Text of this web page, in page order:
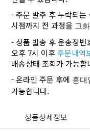
- 주문 발주 후 누락되는
시점까지 전 과정을 고
- 상품 발송 후 운송장
오후 7시 이후주문내역
배송상태 조회가 가능합
- 온라인 주문 후에 홍대
가능합니다.
상품상세정보